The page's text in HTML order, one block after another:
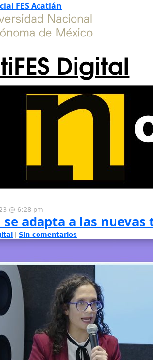
FES Acatlán
Digital
@ 6:28 pm
se adapta a las
Sin comentarios